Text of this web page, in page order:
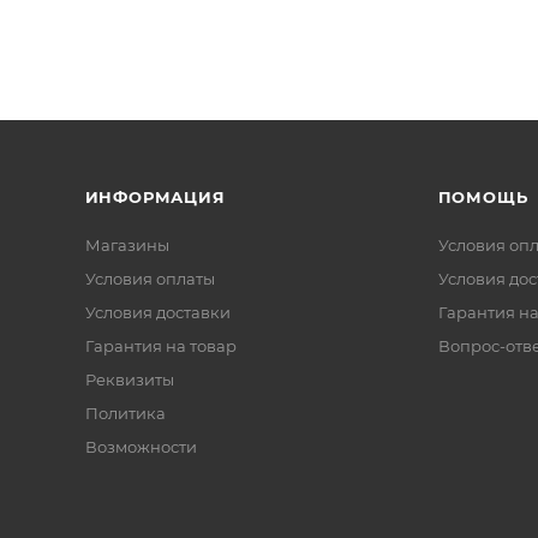
ИНФОРМАЦИЯ
Магазины
Условия оплаты
Условия доставки
Гарантия на товар
Реквизиты
Политика
Возможности
ПОМОЩЬ
Условия
Условия
Гарантия
Вопрос-